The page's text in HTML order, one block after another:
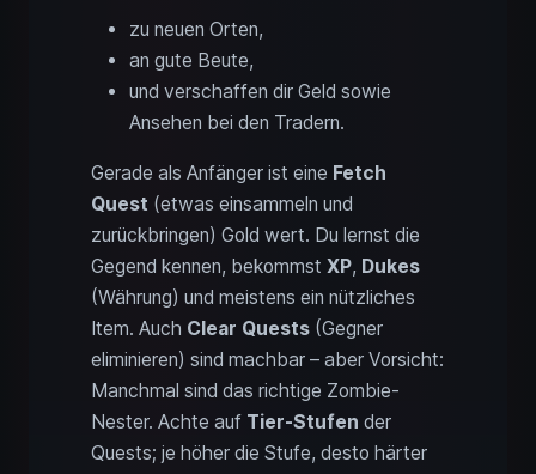
zu neuen Orten,
an gute Beute,
und verschaffen dir Geld sowie
Ansehen bei den Tradern.
Gerade als Anfänger ist eine Fetch
Quest (etwas einsammeln und
zurückbringen) Gold wert. Du lernst die
Gegend kennen, bekommst XP, Dukes
(Währung) und meistens ein nützliches
Item. Auch Clear Quests (Gegner
eliminieren) sind machbar – aber Vorsicht:
Manchmal sind das richtige Zombie-
Nester. Achte auf Tier-Stufen der
Quests; je höher die Stufe, desto härter